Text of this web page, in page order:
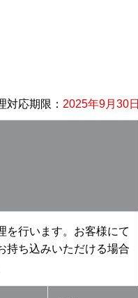
対応期限： 2025年9月30日
を行います。お客様にて
持ち込みいただける場合